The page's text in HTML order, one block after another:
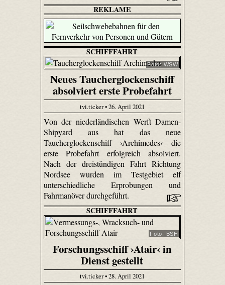
REKLAME
SCHIFFFAHRT
Foto: WSW
Neues Taucherglockenschiff
absolviert erste Probefahrt
tvi.ticker • 26. April 2021
Von der niederländischen Werft Damen-
Shipyard aus hat das neue
Taucherglockenschiff ›Archimedes‹ die
erste Probefahrt erfolgreich absolviert.
Nach der dreistündigen Fahrt Richtung
Nordsee wurden im Testgebiet elf
unterschiedliche Erprobungen und
Fahrmanöver durchgeführt.
SCHIFFFAHRT
Foto: BSH
Forschungsschiff ›Atair‹ in
Dienst gestellt
tvi.ticker • 28. April 2021